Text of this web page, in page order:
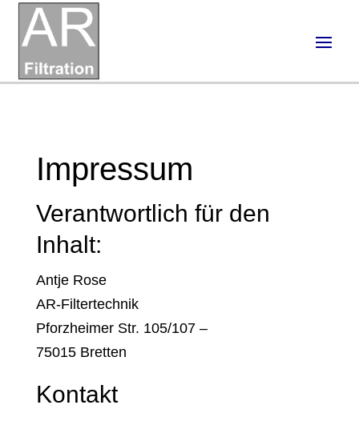
Impressum
Verantwortlich für den
Inhalt:
Antje Rose
AR-Filtertechnik
Pforzheimer Str. 105/107 –
75015 Bretten
Kontakt